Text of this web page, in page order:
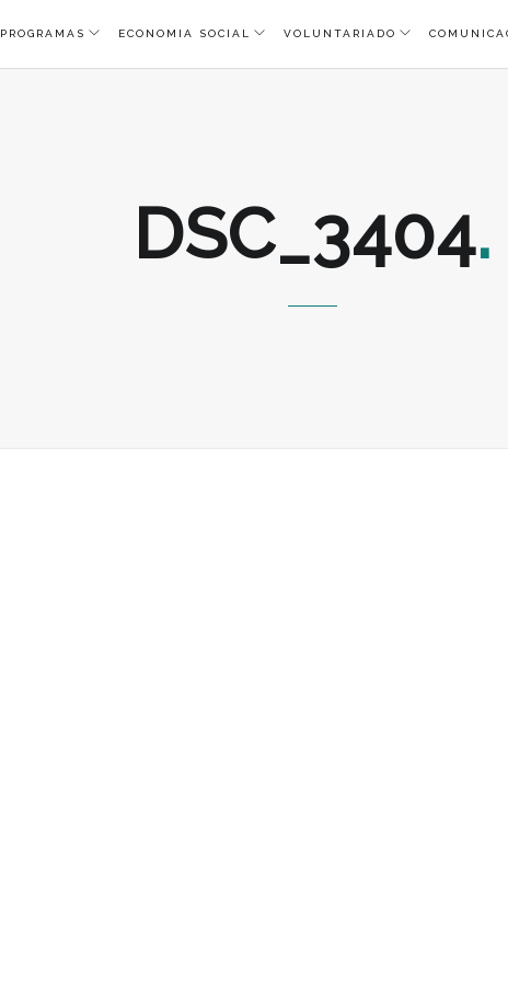
PROGRAMAS ECONOMIA SOCIAL VOLUNTARIADO
DSC_3404